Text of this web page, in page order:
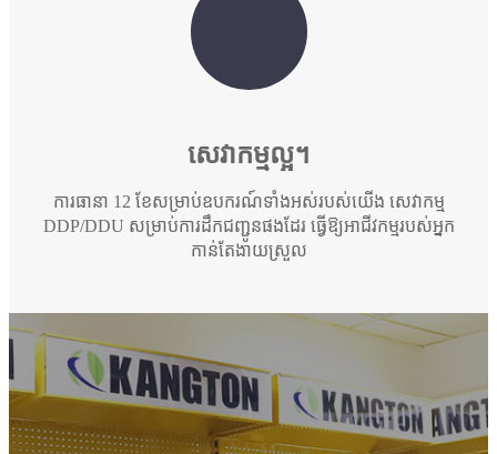
សេវាកម្មល្អ។
ការធានា 12 ខែសម្រាប់ឧបករណ៍ទាំងអស់របស់យើង សេវាកម្ម
DDP/DDU សម្រាប់ការដឹកជញ្ជូនផងដែរ ធ្វើឱ្យអាជីវកម្មរបស់អ្នក
កាន់តែងាយស្រួល